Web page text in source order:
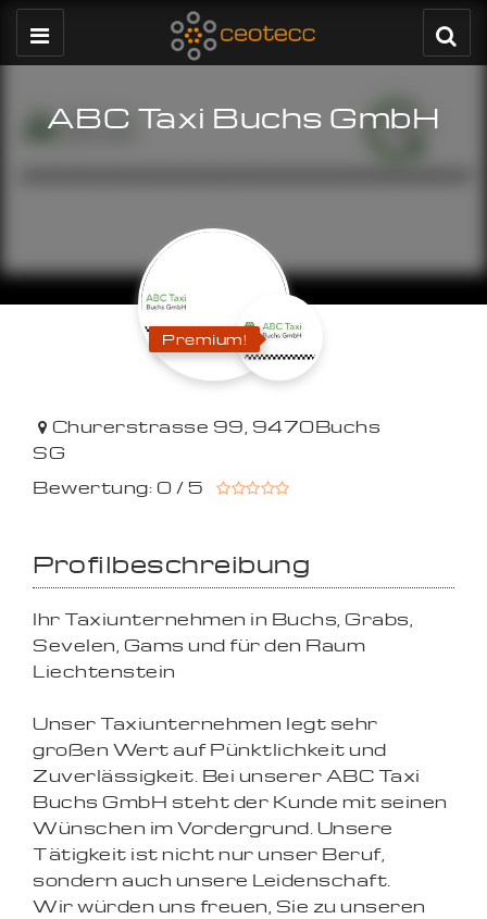
ABC Taxi Buchs GmbH
Premium!
Churerstrasse 99, 9470Buchs
SG
Bewertung: 0 / 5
Profilbeschreibung
Ihr Taxiunternehmen in Buchs, Grabs,
Sevelen, Gams und für den Raum
Liechtenstein
Unser Taxiunternehmen legt sehr
großen Wert auf Pünktlichkeit und
Zuverlässigkeit. Bei unserer ABC Taxi
Buchs GmbH steht der Kunde mit seinen
Wünschen im Vordergrund. Unsere
Tätigkeit ist nicht nur unser Beruf,
sondern auch unsere Leidenschaft.
Wir würden uns freuen, Sie zu unseren